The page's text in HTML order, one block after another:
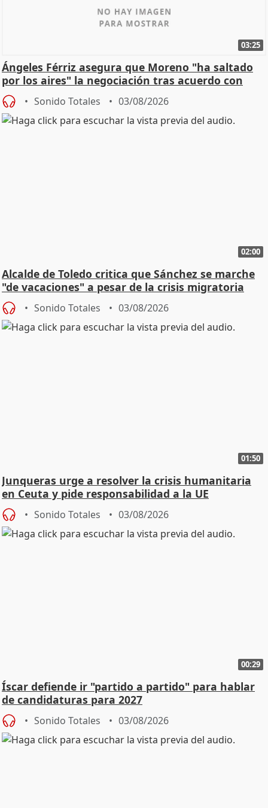
03:25
Ángeles Férriz asegura que Moreno "ha saltado
por los aires" la negociación tras acuerdo con
SMA
Sonido Totales 03/08/2026
02:00
Alcalde de Toledo critica que Sánchez se marche
"de vacaciones" a pesar de la crisis migratoria
Sonido Totales 03/08/2026
01:50
Junqueras urge a resolver la crisis humanitaria
en Ceuta y pide responsabilidad a la UE
Sonido Totales 03/08/2026
00:29
Íscar defiende ir "partido a partido" para hablar
de candidaturas para 2027
Sonido Totales 03/08/2026